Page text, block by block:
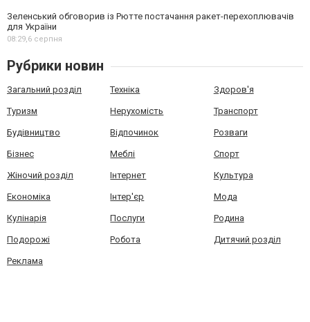
Зеленський обговорив із Рютте постачання ракет-перехоплювачів
для України
08:29,6 серпня
Рубрики новин
Загальний розділ Техніка Здоров'я
Туризм Нерухомість Транспорт
Будівництво Відпочинок Розваги
Бізнес Меблі Спорт
Жіночий розділ Інтернет Культура
Економіка Інтер'єр Мода
Кулінарія Послуги Родина
Подорожі Робота Дитячий розділ
Реклама